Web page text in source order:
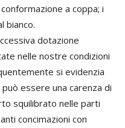
a coppa; i
bianco.
dotazione
nelle nostre condizioni
si evidenzia
essere una carenza di
squilibrato nelle parti
concimazioni con